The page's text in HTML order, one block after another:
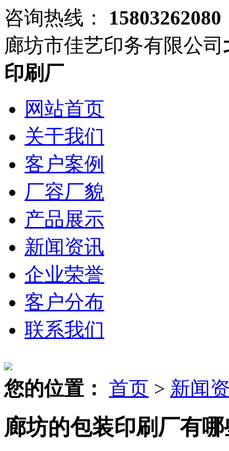
咨询热线：
15803262080
廊坊市佳艺印务有限公司
印刷厂
网站首页
关于我们
客户案例
厂容厂貌
产品展示
新闻资讯
企业荣誉
客户分布
联系我们
您的位置： 首页 > 新闻
廊坊的包装印刷厂有哪